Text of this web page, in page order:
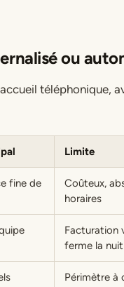
ou
téléphonique,
Limite
fine de
Coûteux,
horaires
Facturation
ferme la nuit
Périmètre à